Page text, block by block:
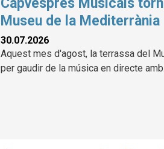
Capvespres Musicals
Museu de la Mediterrània
30.07.2026
Aquest mes d'agost, la terrassa del
per gaudir de la música en directe